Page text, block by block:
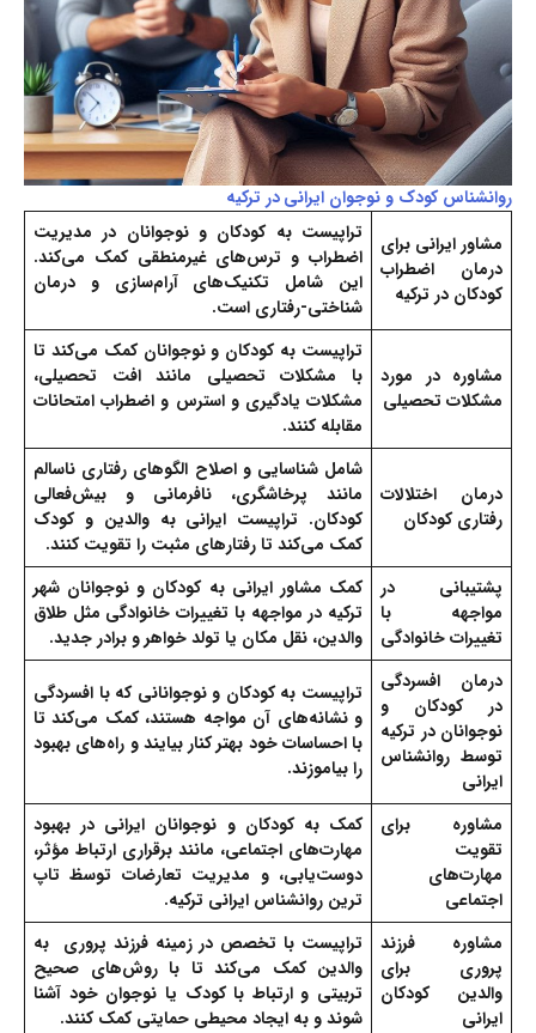
روانشناس کودک و نوجوان ایرانی در ترکیه
مشاور ایرانی برای
درمان اضطراب
کودکان در ترکیه
تراپیست به کودکان و نوجوانان در مدیریت
اضطراب و ترس‌های غیرمنطقی کمک می‌کند.
این شامل تکنیک‌های آرام‌سازی و درمان
شناختی-رفتاری است.
مشاوره در مورد
مشکلات تحصیلی
تراپیست به کودکان و نوجوانان کمک می‌کند تا
با مشکلات تحصیلی مانند افت تحصیلی،
مشکلات یادگیری و استرس و اضطراب امتحانات
مقابله کنند.
درمان اختلالات
رفتاری کودکان
شامل شناسایی و اصلاح الگوهای رفتاری ناسالم
مانند پرخاشگری، نافرمانی و بیش‌فعالی
کودکان. تراپیست ایرانی به والدین و کودک
کمک می‌کند تا رفتارهای مثبت را تقویت کنند.
پشتیبانی در
مواجهه با
تغییرات خانوادگی
کمک مشاور ایرانی به کودکان و نوجوانان شهر
ترکیه در مواجهه با تغییرات خانوادگی مثل طلاق
والدین، نقل مکان یا تولد خواهر و برادر جدید.
درمان افسردگی
در کودکان و
نوجوانان در ترکیه
توسط روانشناس
ایرانی
تراپیست به کودکان و نوجوانانی که با افسردگی
و نشانه‌های آن مواجه هستند، کمک می‌کند تا
با احساسات خود بهتر کنار بیایند و راه‌های بهبود
را بیاموزند.
مشاوره برای
تقویت
مهارت‌های
اجتماعی
کمک به کودکان و نوجوانان ایرانی در بهبود
مهارت‌های اجتماعی، مانند برقراری ارتباط مؤثر،
دوست‌یابی، و مدیریت تعارضات توسظ تاپ
ترین روانشناس ایرانی ترکیه.
مشاوره فرزند
پروری برای
والدین کودکان
ایرانی
تراپیست با تخصص در زمینه فرزند پروری به
والدین کمک می‌کند تا با روش‌های صحیح
تربیتی و ارتباط با کودک یا نوجوان خود آشنا
شوند و به ایجاد محیطی حمایتی کمک کنند.